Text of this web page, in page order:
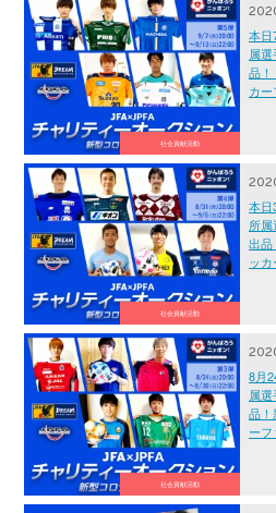
社会貢献活動
本日
属
品！
カー
社会貢献活動
本日
所
出
ッ
社会貢献活動
8月
属
品！
ーフ